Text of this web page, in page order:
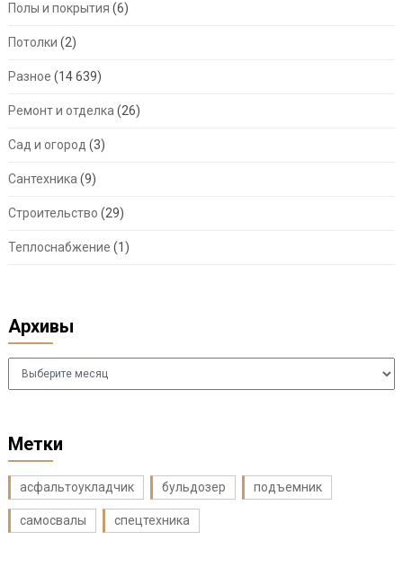
Полы и покрытия (6)
Потолки (2)
Разное (14 639)
Ремонт и отделка(26)
Сад и огород (3)
Сантехника(9)
Строительство (29)
Теплоснабжение (1)
Архивы
Архивы
Метки
асфальтоукладчик бульдозер подъемник
самосвалы спецтехника